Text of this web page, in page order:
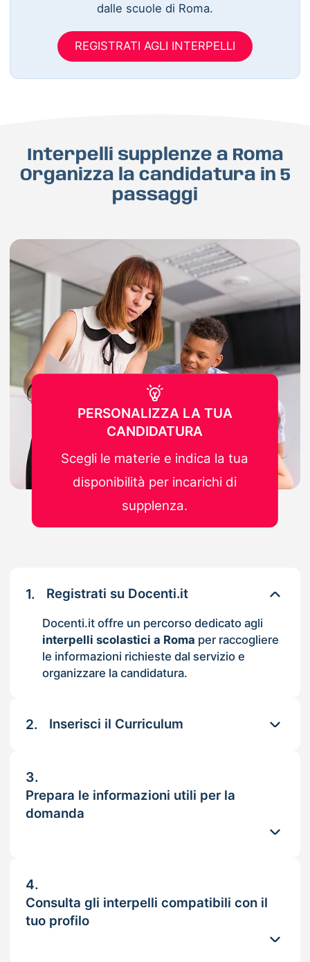
dalle scuole di Roma.
REGISTRATI AGLI INTERPELLI
Interpelli supplenze a Roma
Organizza la candidatura in 5
passaggi
1. Registrati su Docenti.it
Docenti.it offre un percorso dedicato agli
interpelli scolastici a Roma per raccogliere
le informazioni richieste dal servizio e
organizzare la candidatura.
2. Inserisci il Curriculum
3.
Prepara le informazioni utili per la
domanda
4.
Consulta gli interpelli compatibili con il
tuo profilo
PERSONALIZZA LA TUA
CANDIDATURA
Scegli le materie e indica la tua
disponibilità per incarichi di
supplenza.